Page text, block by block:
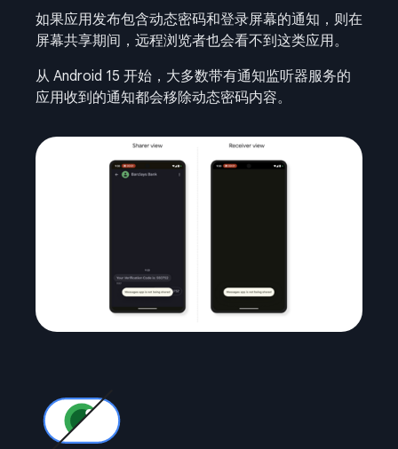
如果应用发布包含动态密码和登录屏幕的通知，则在
屏幕共享期间，远程浏览者也会看不到这类应用。
从 Android 15 开始，大多数带有通知监听器服务的
应用收到的通知都会移除动态密码内容。